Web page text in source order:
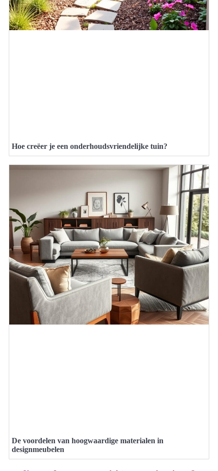
Hoe creëer je een onderhoudsvriendelijke tuin?
De voordelen van hoogwaardige materialen in
designmeubelen